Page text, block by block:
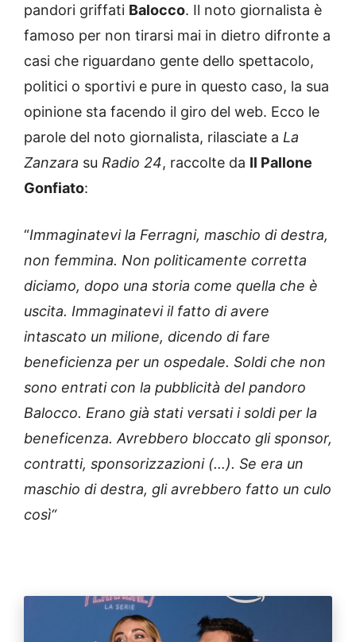
pandori griffati Balocco. Il noto giornalista è
famoso per non tirarsi mai in dietro difronte a
casi che riguardano gente dello spettacolo,
politici o sportivi e pure in questo caso, la sua
opinione sta facendo il giro del web. Ecco le
parole del noto giornalista, rilasciate a La
Zanzara su Radio 24, raccolte da Il Pallone
Gonfiato:
“Immaginatevi la Ferragni, maschio di destra,
non femmina. Non politicamente corretta
diciamo, dopo una storia come quella che è
uscita. Immaginatevi il fatto di avere
intascato un milione, dicendo di fare
beneficienza per un ospedale. Soldi che non
sono entrati con la pubblicità del pandoro
Balocco. Erano già stati versati i soldi per la
beneficenza. Avrebbero bloccato gli sponsor,
contratti, sponsorizzazioni (…). Se era un
maschio di destra, gli avrebbero fatto un culo
così“